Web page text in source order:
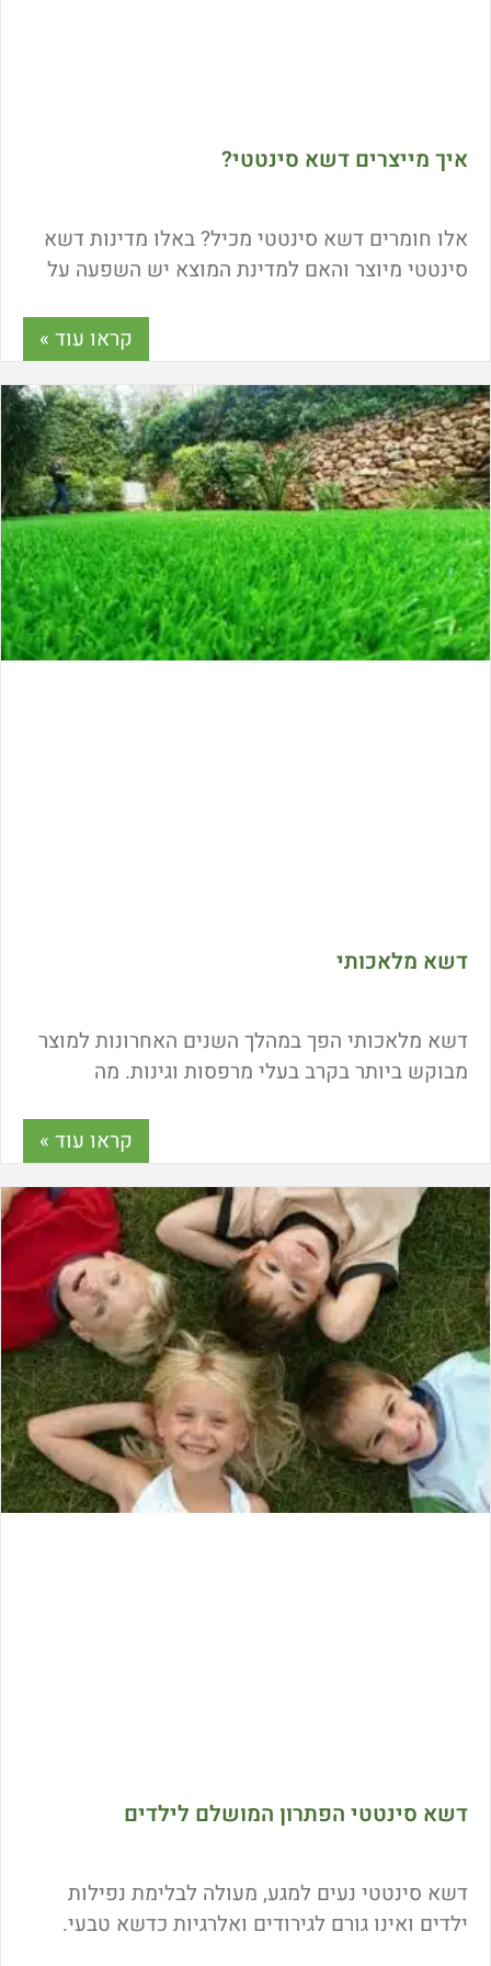
איך מייצרים דשא סינטטי?
אלו חומרים דשא סינטטי מכיל? באלו מדינות דשא
סינטטי מיוצר והאם למדינת המוצא יש השפעה על
סינטטי? הכל על הליך ייצור דשא סינטטי במאמר
קראו עוד »
דשא מלאכותי
דשא מלאכותי הפך במהלך השנים האחרונות למוצר
מבוקש ביותר בקרב בעלי מרפסות וגינות. מה
מלאכותי? וכיצד המרבד הירוק יכול להקל על חיינו?
קראו עוד »
דשא סינטטי הפתרון המושלם לילדים
דשא סינטטי נעים למגע, מעולה לבלימת נפילות
ילדים ואינו גורם לגירודים ואלרגיות כדשא טבעי.